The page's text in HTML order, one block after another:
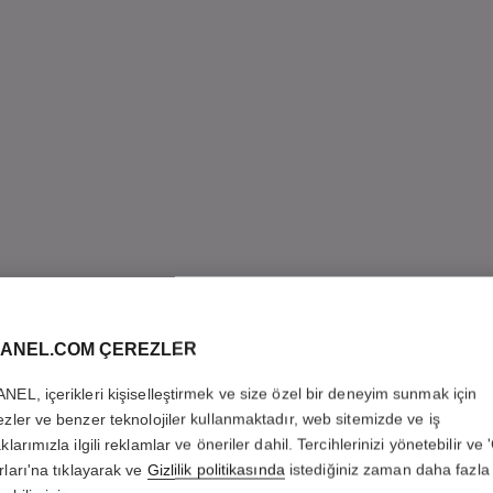
ÇEREZLER
içerikleri kişiselleştirmek ve size özel bir deneyim sunmak için
ve benzer teknolojiler kullanmaktadır, web sitemizde ve iş
ilgili reklamlar ve öneriler dahil. Tercihlerinizi yönetebilir ve
tıklayarak ve Gizlilik politikasındaistediğiniz zaman daha fazla